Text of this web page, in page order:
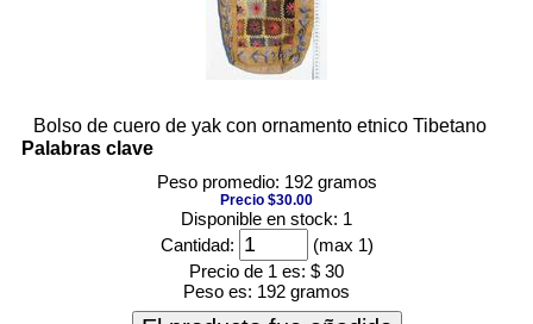
Bolso de cuero de yak con ornamento etnico Tibetano
Palabras clave
Peso promedio: 192 gramos
Precio $30.00
Disponible en stock: 1
Cantidad:
(max 1)
Precio de 1 es: $ 30
Peso es: 192 gramos